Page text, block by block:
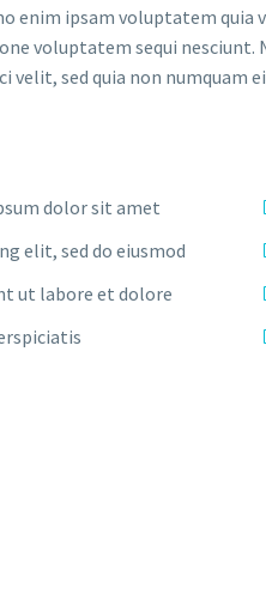
enim ipsam voluptatem
voluptatem sequi nesciunt.
sed quia non numquam
dolor sit amet
elit, sed do eiusmod
ut labore et dolore